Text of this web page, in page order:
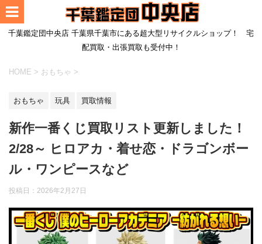
千葉鑑定団中央店 千葉県千葉市にある超大型リサイクルショップ！ 宅
配買取・出張買取も受付中！
HOME > おもちゃ >
おもちゃ 玩具 買取情報
新作一番くじ買取リスト更新しました！
2/28～ ヒロアカ・着せ恋・ドラゴンボー
ル・ワンピースなど
投稿日： 2026年2月27日